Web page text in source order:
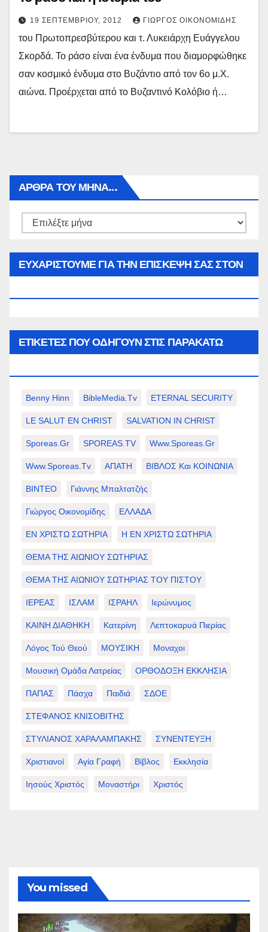
19 ΣΕΠΤΕΜΒΡΊΟΥ, 2012 ΓΙΏΡΓΟΣ ΟΙΚΟΝΟΜΊΔΗΣ
του Πρωτοπρεσβύτερου και τ. Λυκειάρχη Ευάγγελου
Σκορδά. Το ράσο είναι ένα ένδυμα που διαμορφώθηκε
σαν κοσμικό ένδυμα στο Βυζάντιο από τον 6ο μ.Χ.
αιώνα. Προέρχεται από το Βυζαντινό Κολόβιο ή…
ΑΡΘΡΑ ΤΟΥ ΜΉΝΑ…
Αρθρα
ΕΥΧΑΡΙΣΤΟΥΜΕ ΓΙΑ ΤΗΝ ΕΠΙΣΚΕΨΗ ΣΑΣ ΣΤΟΝ
ΕΤΙΚΈΤΕΣ ΠΟΥ ΟΔΗΓΟΎΝ ΣΤΙΣ ΠΑΡΑΚΆΤΩ
Benny Hinn BibleMedia.tv ETERNAL SECURITY
LE SALUT EN CHRIST SALVATION IN CHRIST
Sporeas.gr SPOREAS.TV Www.sporeas.gr
Www.sporeas.tv ΑΠΑΤΗ ΒΙΒΛΟΣ Και ΚΟΙΝΩΝΙΑ
ΒΙΝΤΕΟ Γιάννης Μπαλτατζής
Γιώργος Οικονομίδης ΕΛΛΑΔΑ
ΕΝ ΧΡΙΣΤΩ ΣΩΤΗΡΙΑ Η ΕΝ ΧΡΙΣΤΩ ΣΩΤΗΡΙΑ
ΘΕΜΑ ΤΗΣ ΑΙΩΝΙΟΥ ΣΩΤΗΡΙΑΣ
ΘΕΜΑ ΤΗΣ ΑΙΩΝΙΟΥ ΣΩΤΗΡΙΑΣ ΤΟΥ ΠΙΣΤΟΥ
ΙΕΡΕΑΣ ΙΣΛΑΜ ΙΣΡΑΗΛ Ιερώνυμος
ΚΑΙΝΗ ΔΙΑΘΗΚΗ Κατερίνη Λεπτοκαρυά Πιερίας
Λόγος Τού Θεού ΜΟΥΣΙΚΗ Μοναχοι
Μουσική Ομάδα Λατρείας ΟΡΘΟΔΟΞΗ ΕΚΚΛΗΣΙΑ
ΠΑΠΑΣ Πάσχα Παιδιά ΣΔΟΕ
ΣΤΕΦΑΝΟΣ ΚΝΙΣΟΒΙΤΗΣ
ΣΤΥΛΙΑΝΟΣ ΧΑΡΑΛΑΜΠΑΚΗΣ ΣΥΝΕΝΤΕΥΞΗ
Χριστιανοί Αγία Γραφή Βίβλος Εκκλησία
Ιησούς Χριστός Μοναστήρι Χριστός
You missed